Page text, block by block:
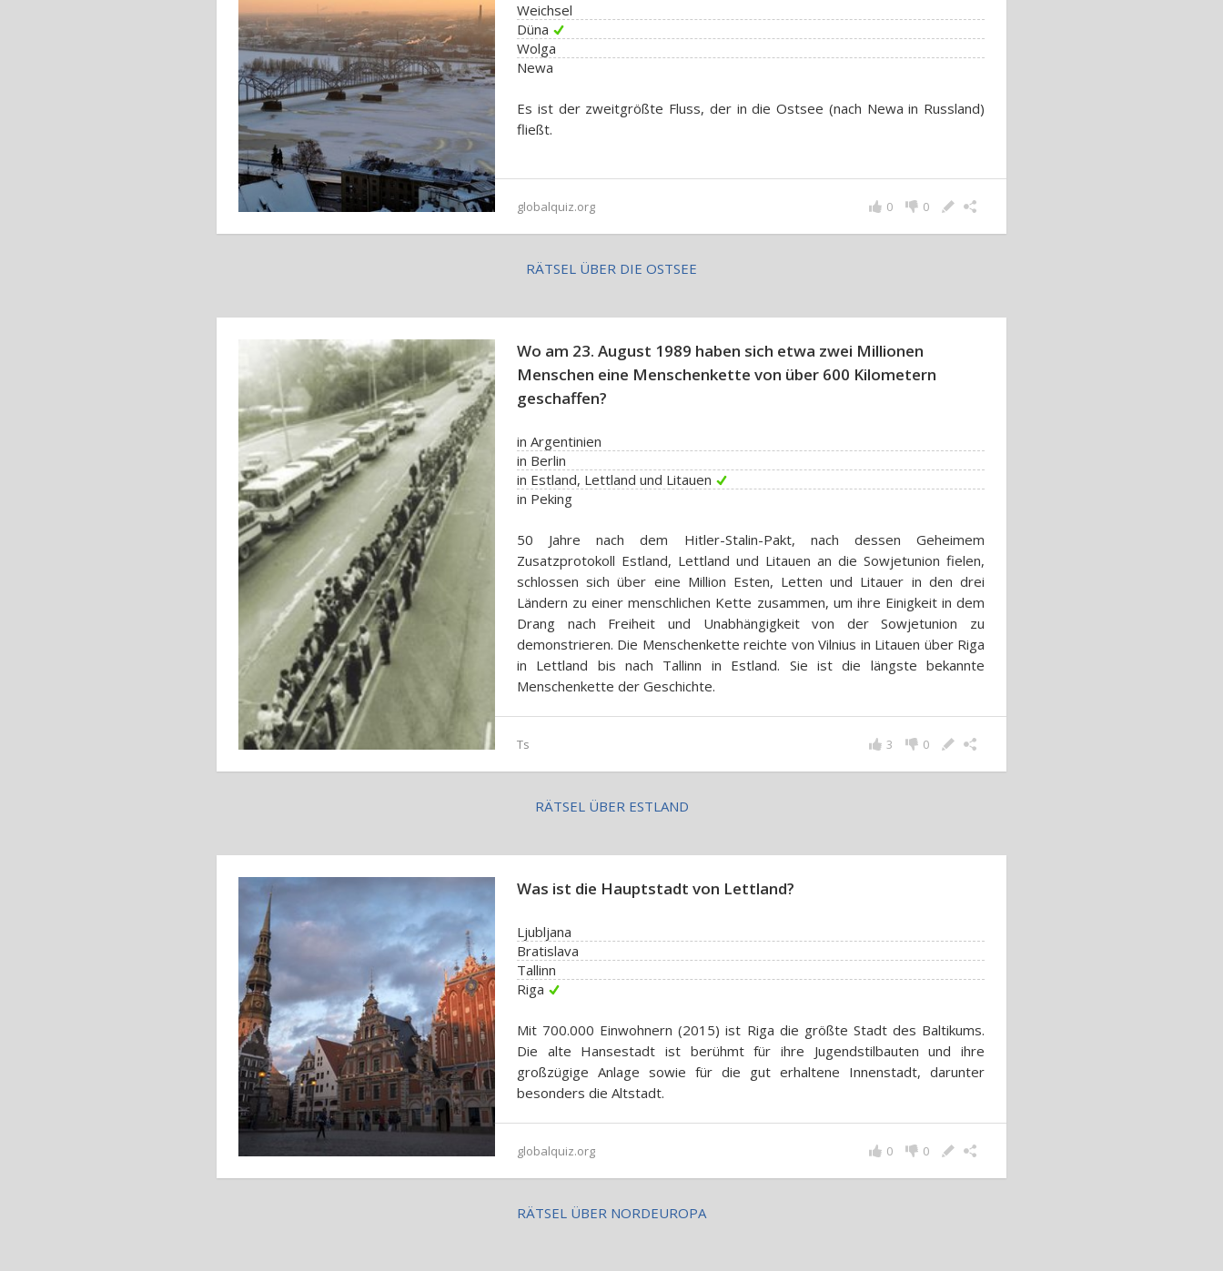
Weichsel
Düna
Wolga
Newa
Es ist der zweitgrößte Fluss, der in die Ostsee (nach Newa in Russland)
fließt.
globalquiz.org 0
0
RÄTSEL ÜBER DIE OSTSEE
Wo am 23. August 1989 haben sich etwa zwei Millionen
Menschen eine Menschenkette von über 600 Kilometern
geschaffen?
in Argentinien
in Berlin
in Estland, Lettland und Litauen
in Peking
50 Jahre nach dem Hitler-Stalin-Pakt, nach dessen Geheimem
Zusatzprotokoll Estland, Lettland und Litauen an die Sowjetunion fielen,
schlossen sich über eine Million Esten, Letten und Litauer in den drei
Ländern zu einer menschlichen Kette zusammen, um ihre Einigkeit in dem
Drang nach Freiheit und Unabhängigkeit von der Sowjetunion zu
demonstrieren. Die Menschenkette reichte von Vilnius in Litauen über Riga
in Lettland bis nach Tallinn in Estland. Sie ist die längste bekannte
Menschenkette der Geschichte.
Ts 0
3
RÄTSEL ÜBER ESTLAND
Was ist die Hauptstadt von Lettland?
Ljubljana
Bratislava
Tallinn
Riga
Mit 700.000 Einwohnern (2015) ist Riga die größte Stadt des Baltikums.
Die alte Hansestadt ist berühmt für ihre Jugendstilbauten und ihre
großzügige Anlage sowie für die gut erhaltene Innenstadt, darunter
besonders die Altstadt.
globalquiz.org 0
0
RÄTSEL ÜBER NORDEUROPA